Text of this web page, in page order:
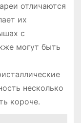
отличаются
их
с
могут быть
несколько
короче.